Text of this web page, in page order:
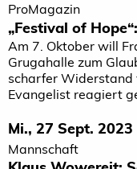
ProMagazin
„Festival of
Am 7. Oktober will
Grugahalle zum
scharfer Widerstand
Evangelist reagiert
Mi., 27 Sept. 2023
Mannschaft